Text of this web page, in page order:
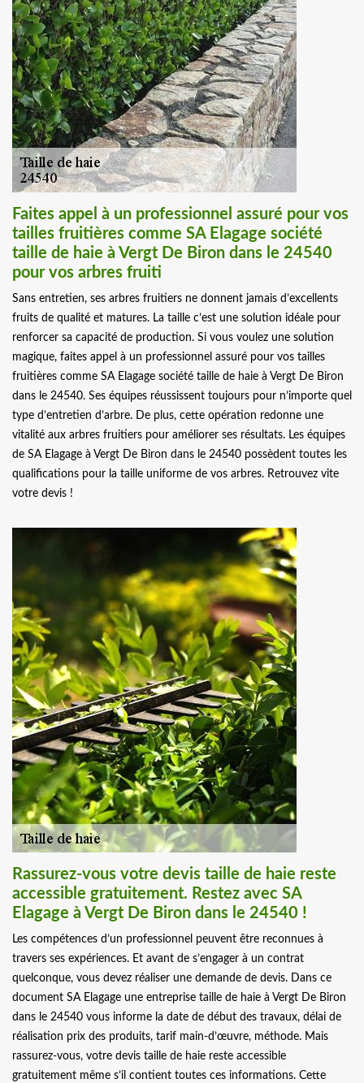
Faites appel à un professionnel assuré pour vos
tailles fruitières comme SA Elagage société
taille de haie à Vergt De Biron dans le 24540
pour vos arbres fruiti
Sans entretien, ses arbres fruitiers ne donnent jamais d’excellents
fruits de qualité et matures. La taille c’est une solution idéale pour
renforcer sa capacité de production. Si vous voulez une solution
magique, faites appel à un professionnel assuré pour vos tailles
fruitières comme SA Elagage société taille de haie à Vergt De Biron
dans le 24540. Ses équipes réussissent toujours pour n’importe quel
type d’entretien d’arbre. De plus, cette opération redonne une
vitalité aux arbres fruitiers pour améliorer ses résultats. Les équipes
de SA Elagage à Vergt De Biron dans le 24540 possèdent toutes les
qualifications pour la taille uniforme de vos arbres. Retrouvez vite
votre devis !
Rassurez-vous votre devis taille de haie reste
accessible gratuitement. Restez avec SA
Elagage à Vergt De Biron dans le 24540 !
Les compétences d’un professionnel peuvent être reconnues à
travers ses expériences. Et avant de s’engager à un contrat
quelconque, vous devez réaliser une demande de devis. Dans ce
document SA Elagage une entreprise taille de haie à Vergt De Biron
dans le 24540 vous informe la date de début des travaux, délai de
réalisation prix des produits, tarif main-d’œuvre, méthode. Mais
rassurez-vous, votre devis taille de haie reste accessible
gratuitement même s’il contient toutes ces informations. Cette